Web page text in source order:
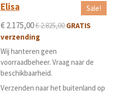
Sale!
Elisa
€ 2.175,00€ 2.825,00 GRATIS
verzending
Wij hanteren geen
voorraadbeheer. Vraag naar de
beschikbaarheid.
Verzenden naar het buitenland op